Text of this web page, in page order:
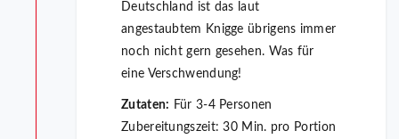
Deutschland ist das laut
angestaubtem Knigge übrigens immer
noch nicht gern gesehen. Was für
eine Verschwendung!
Zutaten: Für 3-4 Personen
Zubereitungszeit: 30 Min. pro Portion